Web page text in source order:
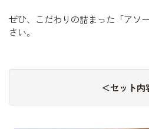
ぜひ、こだわりの詰まった「アソ
さい。
＜セット内